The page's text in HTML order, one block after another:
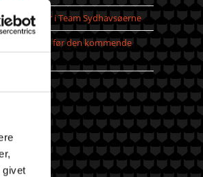
givet
fortsætter i Team Sydhavsøerne
i TSØ før den kommende